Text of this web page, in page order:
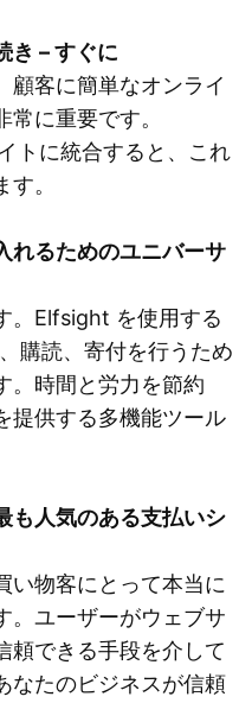
き – すぐに
顧客に簡単なオンライ
に重要です。
トに統合すると、これ
。
れるためのユニバーサ
。Elfsight を使用する
購読、寄付を行うため
。時間と労力を節約
提供する多機能ツール
も人気のある支払いシ
い物客にとって本当に
。ユーザーがウェブサ
頼できる手段を介して
なたのビジネスが信頼